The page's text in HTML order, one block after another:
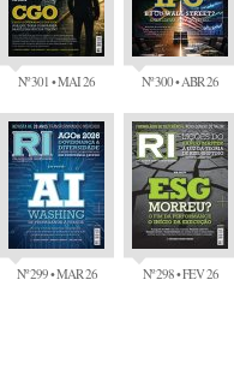
Nº 301 • MAI 26 Nº 300 • ABR 26
Nº 299 • MAR 26 Nº 298 • FEV 26